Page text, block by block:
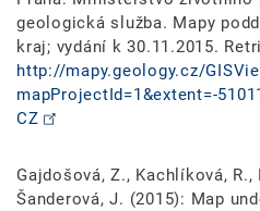
geologická služba. Mapy
kraj; vydání k 30.11.2015.
http://mapy.geology.cz/
mapProjectId=1&extent=-
CZ
Gajdošová, Z., Kachlíková, R.,
Šanderová, J. (2015): Map